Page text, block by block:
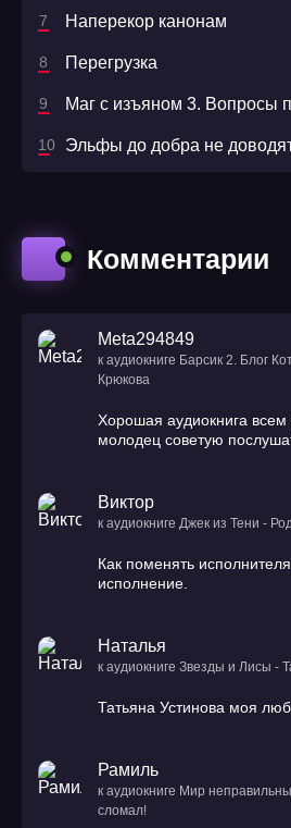
Наперекор канонам
Перегрузка
Комментарии
Meta294849
к аудиокниге Барсик 2. Блог
Крюкова
Хорошая аудиокнига
молодец советую
Виктор
к аудиокниге Джек из Тени -
Как поменять
исполнение.
Наталья
к аудиокниге Звезды и Лисы -
Татьяна Устинова моя
Рамиль
к аудиокниге Мир
сломал!